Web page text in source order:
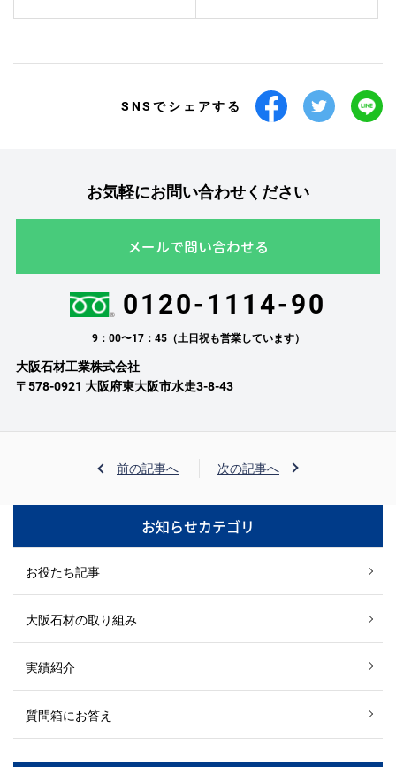
SNSでシェアする
お気軽にお問い合わせください
メールで問い合わせる
0120-1114-90
9：00〜17：45（土日祝も営業しています）
大阪石材工業株式会社
〒578-0921 大阪府東大阪市水走3-8-43
前の記事へ 次の記事へ
お知らせカテゴリ
お役たち記事
大阪石材の取り組み
実績紹介
質問箱にお答え